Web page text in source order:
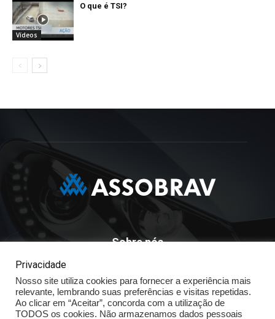
Vídeos
O que é TSI?
Sobre nós
ASSOBRAV - Associação Brasileira Dos Distribuidores
Volkswagen
Av. José Maria Whitaker n° 603 - Mirandópolis - São Paulo - SP
- CEP: 04057.900 - Fone: (11) - 5078.5400
Privacidade
Nosso site utiliza cookies para fornecer a experiência mais
relevante, lembrando suas preferências e visitas repetidas.
Ao clicar em “Aceitar”, concorda com a utilização de
TODOS os cookies. Não armazenamos dados pessoais